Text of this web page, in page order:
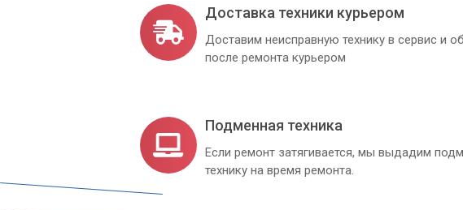
Доставка техники курьером
Доставим неисправную технику в сервис и
после ремонта курьером
Подменная техника
Если ремонт затягивается, мы выдадим
технику на время ремонта.